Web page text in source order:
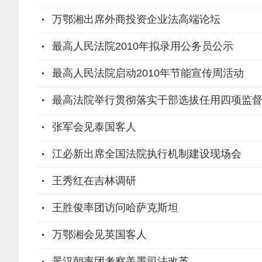
万鄂湘出席外商投资企业法高端论坛
最高人民法院2010年拟录用公务员公示
最高人民法院启动2010年节能宣传周活动
最高法院举行贯彻落实干部选拔任用四项监
张军会见泰国客人
江必新出席全国法院执行机制建设现场会
王秀红在吉林调研
王胜俊率团访问哈萨克斯坦
万鄂湘会见英国客人